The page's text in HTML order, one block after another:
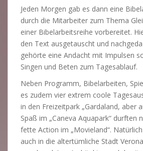
Jeden Morgen gab es dann eine
durch die Mitarbeiter zum Thema
einer Bibelarbeitsreihe vorbereitet.
den Text ausgetauscht und
gehörte eine Andacht mit Impulsen
Singen und Beten zum Tagesablauf.
Neben Programm, Bibelarbeiten,
es zudem vier extrem coole
in den Freizeitpark „Gardaland, aber
Spaß im „Caneva Aquapark“ durften
fette Action im „Movieland“.
auch in die altertümliche Stadt